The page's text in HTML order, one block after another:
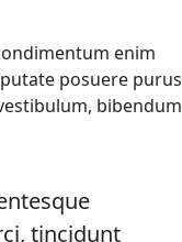
enim
posuere purus
bibendum
tincidunt